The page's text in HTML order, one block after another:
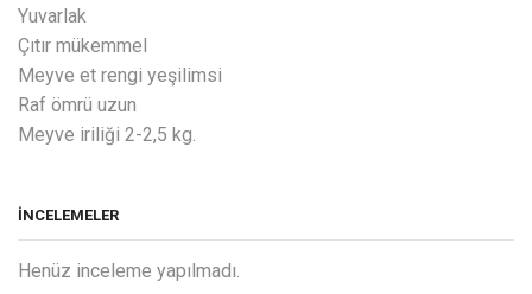
Yuvarlak
Çıtır mükemmel
Meyve et rengi yeşilimsi
Raf ömrü uzun
Meyve iriliği 2-2,5 kg.
İNCELEMELER
Henüz inceleme yapılmadı.